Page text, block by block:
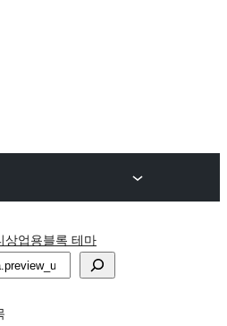
상업용블록 테마